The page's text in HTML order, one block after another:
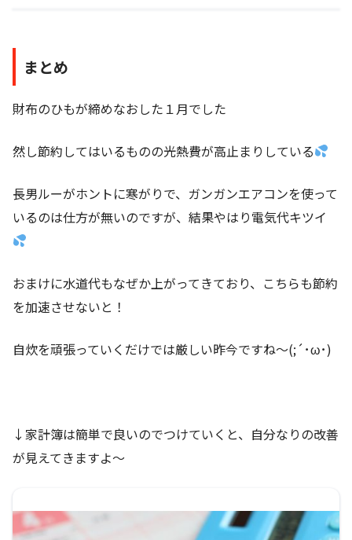
まとめ
財布のひもが締めなおした１月でした
然し節約してはいるものの光熱費が高止まりしている
長男ルーがホントに寒がりで、ガンガンエアコンを使って
いるのは仕方が無いのですが、結果やはり電気代キツイ
おまけに水道代もなぜか上がってきており、こちらも節約
を加速させないと！
自炊を頑張っていくだけでは厳しい昨今ですね～(;´･ω･)
↓家計簿は簡単で良いのでつけていくと、自分なりの改善
が見えてきますよ～